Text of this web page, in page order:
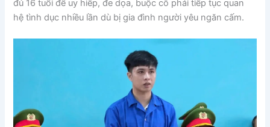
đủ 16 tuổi để uy hiếp, đe dọa, buộc cô phải tiếp tục quan
hệ tình dục nhiều lần dù bị gia đình người yêu ngăn cấm.